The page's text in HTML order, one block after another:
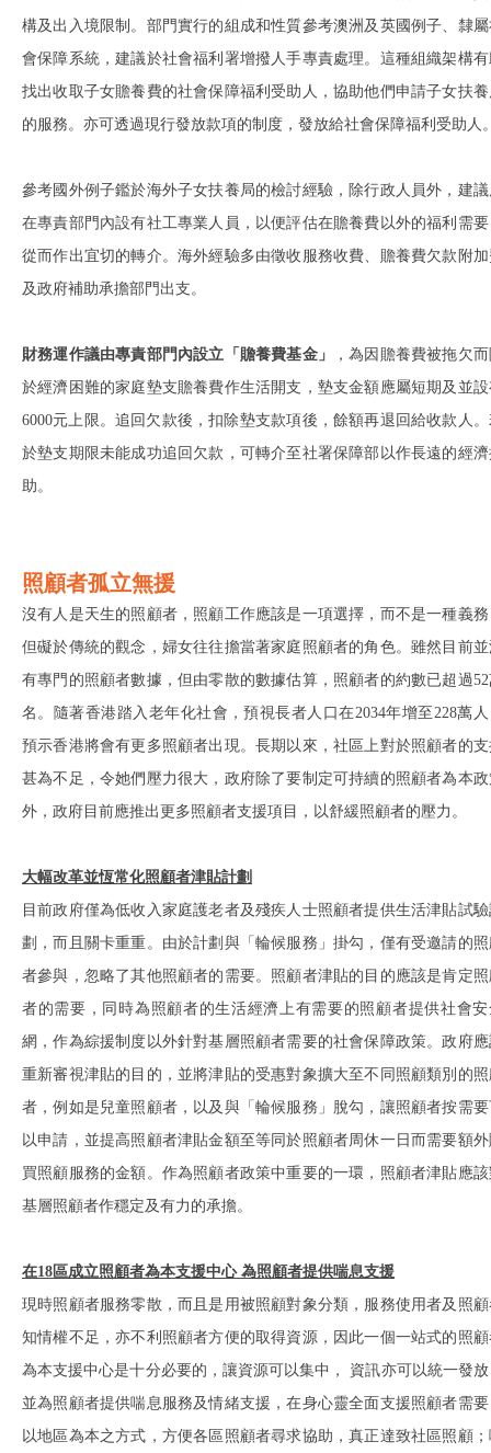
構及出入境限制。部門實行的組成和性質參考澳洲及英國例子、隸
會保障系統，建議於社會福利署增撥人手專責處理。這種組織架構
找出收取子女贍養費的社會保障福利受助人，協助他們申請子女扶
的服務。亦可透過現行發放款項的制度，發放給社會保障福利受助人
參考國外例子鑑於海外子女扶養局的檢討經驗，除行政人員外，建
在專責部門內設有社工專業人員，以便評估在贍養費以外的福利需
從而作出宜切的轉介。海外經驗多由徵收服務收費、贍養費欠款附
及政府補助承擔部門出支。
財務運作議由專責部門內設立「贍養費基金」
，為因贍養費被拖欠
於經濟困難的家庭墊支贍養費作生活開支，墊支金額應屬短期及並
6000元上限。追回欠款後，扣除墊支款項後，餘額再退回給收款人
於墊支期限未能成功追回欠款，可轉介至社署保障部以作長遠的經
助。
照顧者孤立無援
沒有人是天生的照顧者，照顧工作應該是一項選擇，而不是一種義
但礙於傳統的觀念，婦女往往擔當著家庭照顧者的角色。雖然目前
有專門的照顧者數據，但由零散的數據估算，照顧者的約數已超過
名。隨著香港踏入老年化社會，預視長者人口在2034年增至228萬
預示香港將會有更多照顧者出現。長期以來，社區上對於照顧者的
甚為不足，令她們壓力很大，政府除了要制定可持續的照顧者為本
外，政府目前應推出更多照顧者支援項目，以舒緩照顧者的壓力。
大幅改革並恆常化照顧者津貼計劃
目前政府僅為低收入家庭護老者及殘疾人士照顧者提供生活津貼試
劃，而且關卡重重。由於計劃與「輪候服務」掛勾，僅有受邀請的
者參與，忽略了其他照顧者的需要。照顧者津貼的目的應該是肯定
者的需要，同時為照顧者的生活經濟上有需要的照顧者提供社會安
網，作為綜援制度以外針對基層照顧者需要的社會保障政策。政府
重新審視津貼的目的，並將津貼的受惠對象擴大至不同照顧類別的
者，例如是兒童照顧者，以及與「輪候服務」脫勾，讓照顧者按需
以申請，並提高照顧者津貼金額至等同於照顧者周休一日而需要額
買照顧服務的金額。作為照顧者政策中重要的一環，照顧者津貼應
基層照顧者作穩定及有力的承擔。
在18區成立照顧者為本支援中心 為照顧者提供喘息支援
現時照顧者服務零散，而且是用被照顧對象分類，服務使用者及照
知情權不足，亦不利照顧者方便的取得資源，因此一個一站式的照
為本支援中心是十分必要的，讓資源可以集中， 資訊亦可以統一發
並為照顧者提供喘息服務及情緒支援，在身心靈全面支援照顧者需
以地區為本之方式，方便各區照顧者尋求協助，真正達致社區照顧